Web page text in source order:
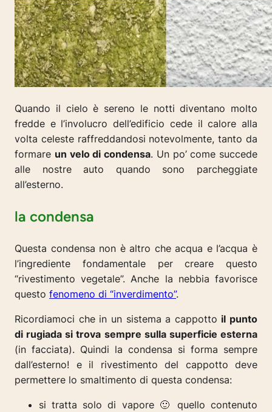
Quando il cielo è sereno le notti diventano molto
fredde e l’involucro dell’edificio cede il calore alla
volta celeste raffreddandosi notevolmente, tanto da
formare un velo di condensa. Un po’ come succede
alle nostre auto quando sono parcheggiate
all’esterno.
la condensa
Questa condensa non è altro che acqua e l’acqua è
l’ingrediente fondamentale per creare questo
“rivestimento vegetale”. Anche la nebbia favorisce
questo fenomeno di “inverdimento”.
Ricordiamoci che in un sistema a cappotto il punto
di rugiada si trova sempre sulla superficie esterna
(in facciata). Quindi la condensa si forma sempre
dall’esterno! e il rivestimento del cappotto deve
permettere lo smaltimento di questa condensa:
si tratta solo di vapore 🙂 quello contenuto